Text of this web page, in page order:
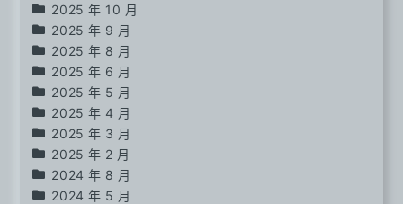
2025 年 10 月
2025 年 9 月
2025 年 8 月
2025 年 6 月
2025 年 5 月
2025 年 4 月
2025 年 3 月
2025 年 2 月
2024 年 8 月
2024 年 5 月